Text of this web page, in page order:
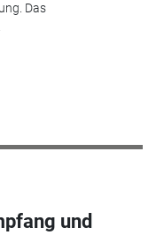
Das
und